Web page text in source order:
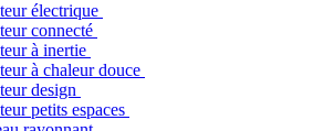
électrique
connecté
à inertie
à chaleur douce
design
petits espaces